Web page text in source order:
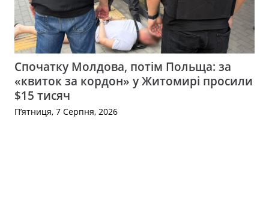
Спочатку Молдова, потім Польща: за
«квиток за кордон» у Житомирі просили
$15 тисяч
П’ятниця, 7 Серпня, 2026